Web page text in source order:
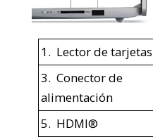
1. Lector de tarjetas
3. Conector de
alimentación
5. HDMI®